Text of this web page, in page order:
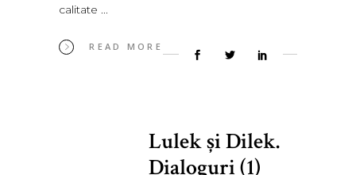
calitate
READ MORE
Lulek şi Dilek.
Dialoguri (1)